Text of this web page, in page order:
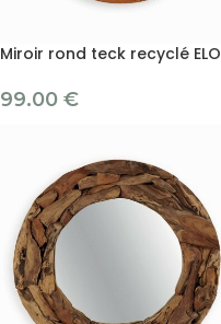
Miroir rond teck recyclé ELO
99.00 €